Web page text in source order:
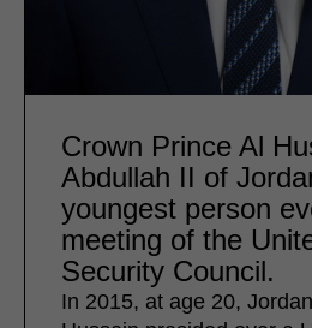
Crown Prince Al
Abdullah II of
youngest person
meeting of the
Security Council.
In 2015, at age 20,